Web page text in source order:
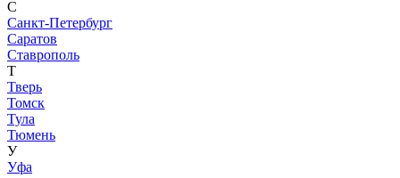
С
Санкт-Петербург
Саратов
Ставрополь
Т
Тверь
Томск
Тула
Тюмень
У
Уфа